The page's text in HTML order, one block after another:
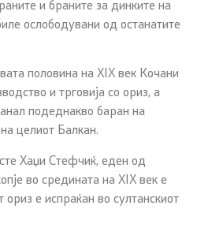
и браните за динките на
ослободувани од останатите
половина на XIX век Кочани
и трговија со ориз, а
подеднакво баран на
целиот Балкан.
Хаџи Стефчиќ, еден од
во средината на XIX век е
е испраќан во султанскиот